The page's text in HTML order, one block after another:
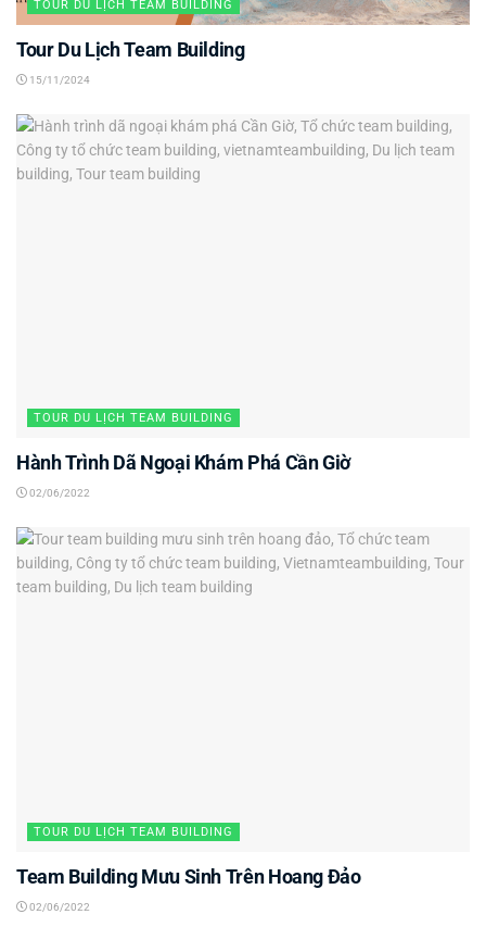
TOUR DU LỊCH TEAM BUILDING
Tour Du Lịch Team Building
15/11/2024
TOUR DU LỊCH TEAM BUILDING
Hành Trình Dã Ngoại Khám Phá Cần Giờ
02/06/2022
TOUR DU LỊCH TEAM BUILDING
Team Building Mưu Sinh Trên Hoang Đảo
02/06/2022